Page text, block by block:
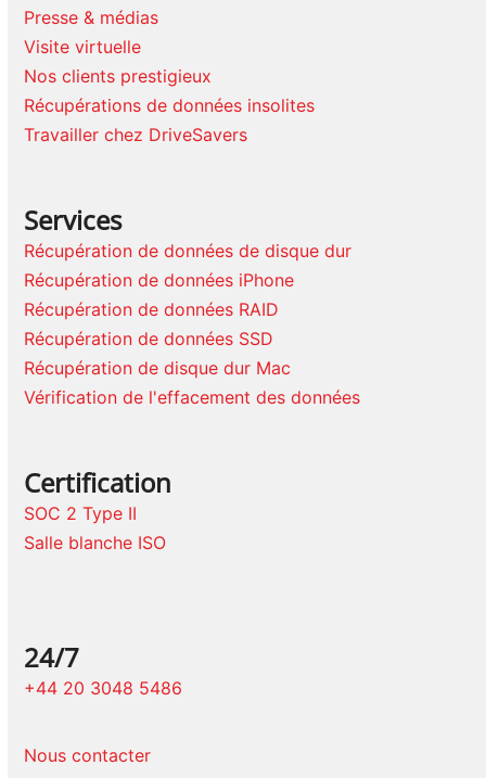
Presse & médias
Visite virtuelle
Nos clients prestigieux
Récupérations de données insolites
Travailler chez DriveSavers
Services
Récupération de données de disque dur
Récupération de données iPhone
Récupération de données RAID
Récupération de données SSD
Récupération de disque dur Mac
Vérification de l'effacement des données
Certification
SOC 2 Type II
Salle blanche ISO
24/7
+44 20 3048 5486
Nous contacter